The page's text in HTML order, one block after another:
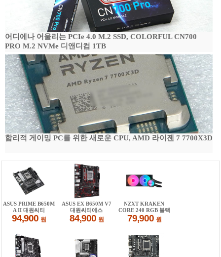
어디에나 어울리는 PCIe 4.0 M.2 SSD, COLORFUL CN700
PRO M.2 NVMe 디앤디컴 1TB
합리적 게이밍 PC를 위한 새로운 CPU, AMD 라이젠 7 7700X3D